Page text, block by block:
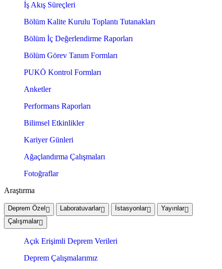
İş Akış Süreçleri
Bölüm Kalite Kurulu Toplantı Tutanakları
Bölüm İç Değerlendirme Raporları
Bölüm Görev Tanım Formları
PUKÖ Kontrol Formları
Anketler
Performans Raporları
Bilimsel Etkinlikler
Kariyer Günleri
Ağaçlandırma Çalışmaları
Fotoğraflar
Araştırma
Deprem Özel Laboratuvarlar İstasyonlar
Yayınlar
Çalışmalar
Açık Erişimli Deprem Verileri
Deprem Çalışmalarımız